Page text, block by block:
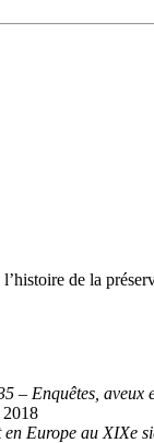
de la
– Enquêtes, aveux
en Europe au XIXe